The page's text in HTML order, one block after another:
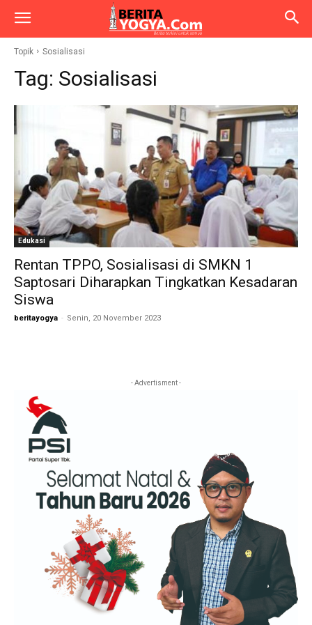
Topik Sosialisasi
Tag: Sosialisasi
Edukasi
Rentan TPPO, Sosialisasi di SMKN 1
Saptosari Diharapkan Tingkatkan Kesadaran
Siswa
beritayogya - Senin, 20 November 2023
- Advertisment -